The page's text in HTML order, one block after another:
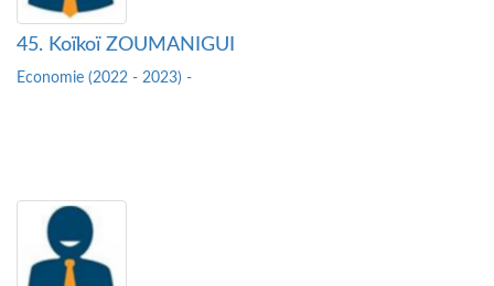
45. Koïkoï ZOUMANIGUI
Economie (2022 - 2023) -